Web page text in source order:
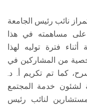
نائب رئيس الجامعة
على مساهمته في هذا
أثناء فترة توليه لهذا
تم تكريم أكثر من (50) شخصية من المشاركين في
كما تم تكريم أ. د.
خدمة المجتمع
لنائب رئيس